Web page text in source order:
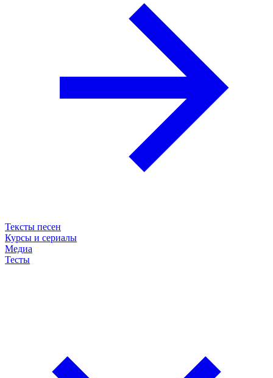
Тексты песен
Курсы и сериалы
Медиа
Тесты